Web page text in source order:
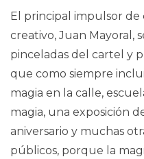
El principal impulsor
creativo, Juan Mayoral,
pinceladas del cartel y
que como siempre
magia en la calle,
magia, una exposición
aniversario y muchas
públicos, porque la